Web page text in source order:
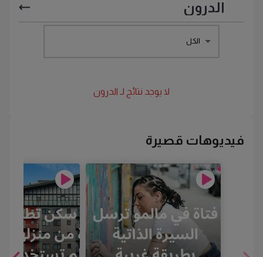
الكل
لا يوجد نتائج لـ الدرون
فيديوهات قصيرة